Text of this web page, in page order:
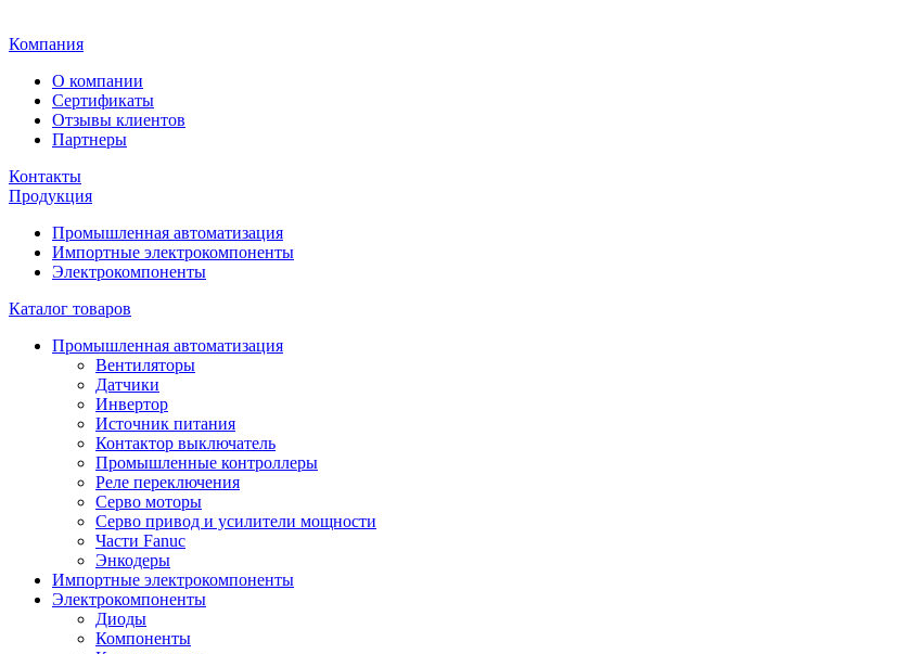
Компания
О компании
Сертификаты
Отзывы клиентов
Партнеры
Контакты
Продукция
Промышленная автоматизация
Импортные электрокомпоненты
Электрокомпоненты
Каталог товаров
Промышленная автоматизация
Вентиляторы
Датчики
Инвертор
Источник питания
Контактор выключатель
Промышленные контроллеры
Реле переключения
Серво моторы
Серво привод и усилители мощности
Части Fanuc
Энкодеры
Импортные электрокомпоненты
Электрокомпоненты
Диоды
Компоненты